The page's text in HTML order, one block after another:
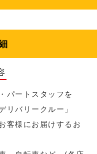
パートスタッフを
リバリークルー」
客様にお届けするお